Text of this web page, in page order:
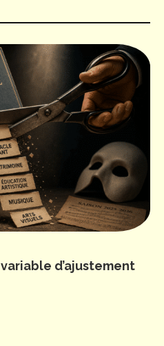
d’ajustement